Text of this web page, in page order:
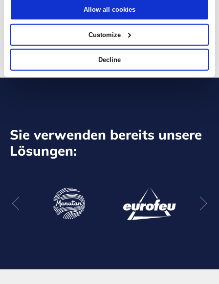
Allow all cookies
Customize
Decline
I agree to activate the ClickDimensions cookie (CUVID) which
SENDEN
Sie verwenden bereits unsere
Lösungen: